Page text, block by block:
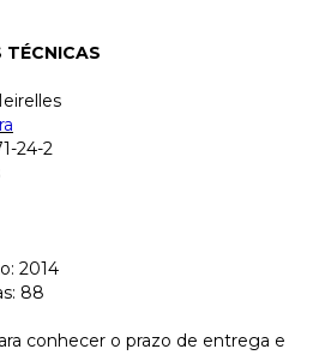
TÉCNICAS
24-2
2014
88
conhecer o prazo de entrega e